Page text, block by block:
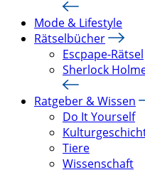
Mode & Lifestyle
Rätselbücher
Escpape-Rätsel
Sherlock
Ratgeber & Wissen
Do It Yourself
Tiere
Wissenschaft